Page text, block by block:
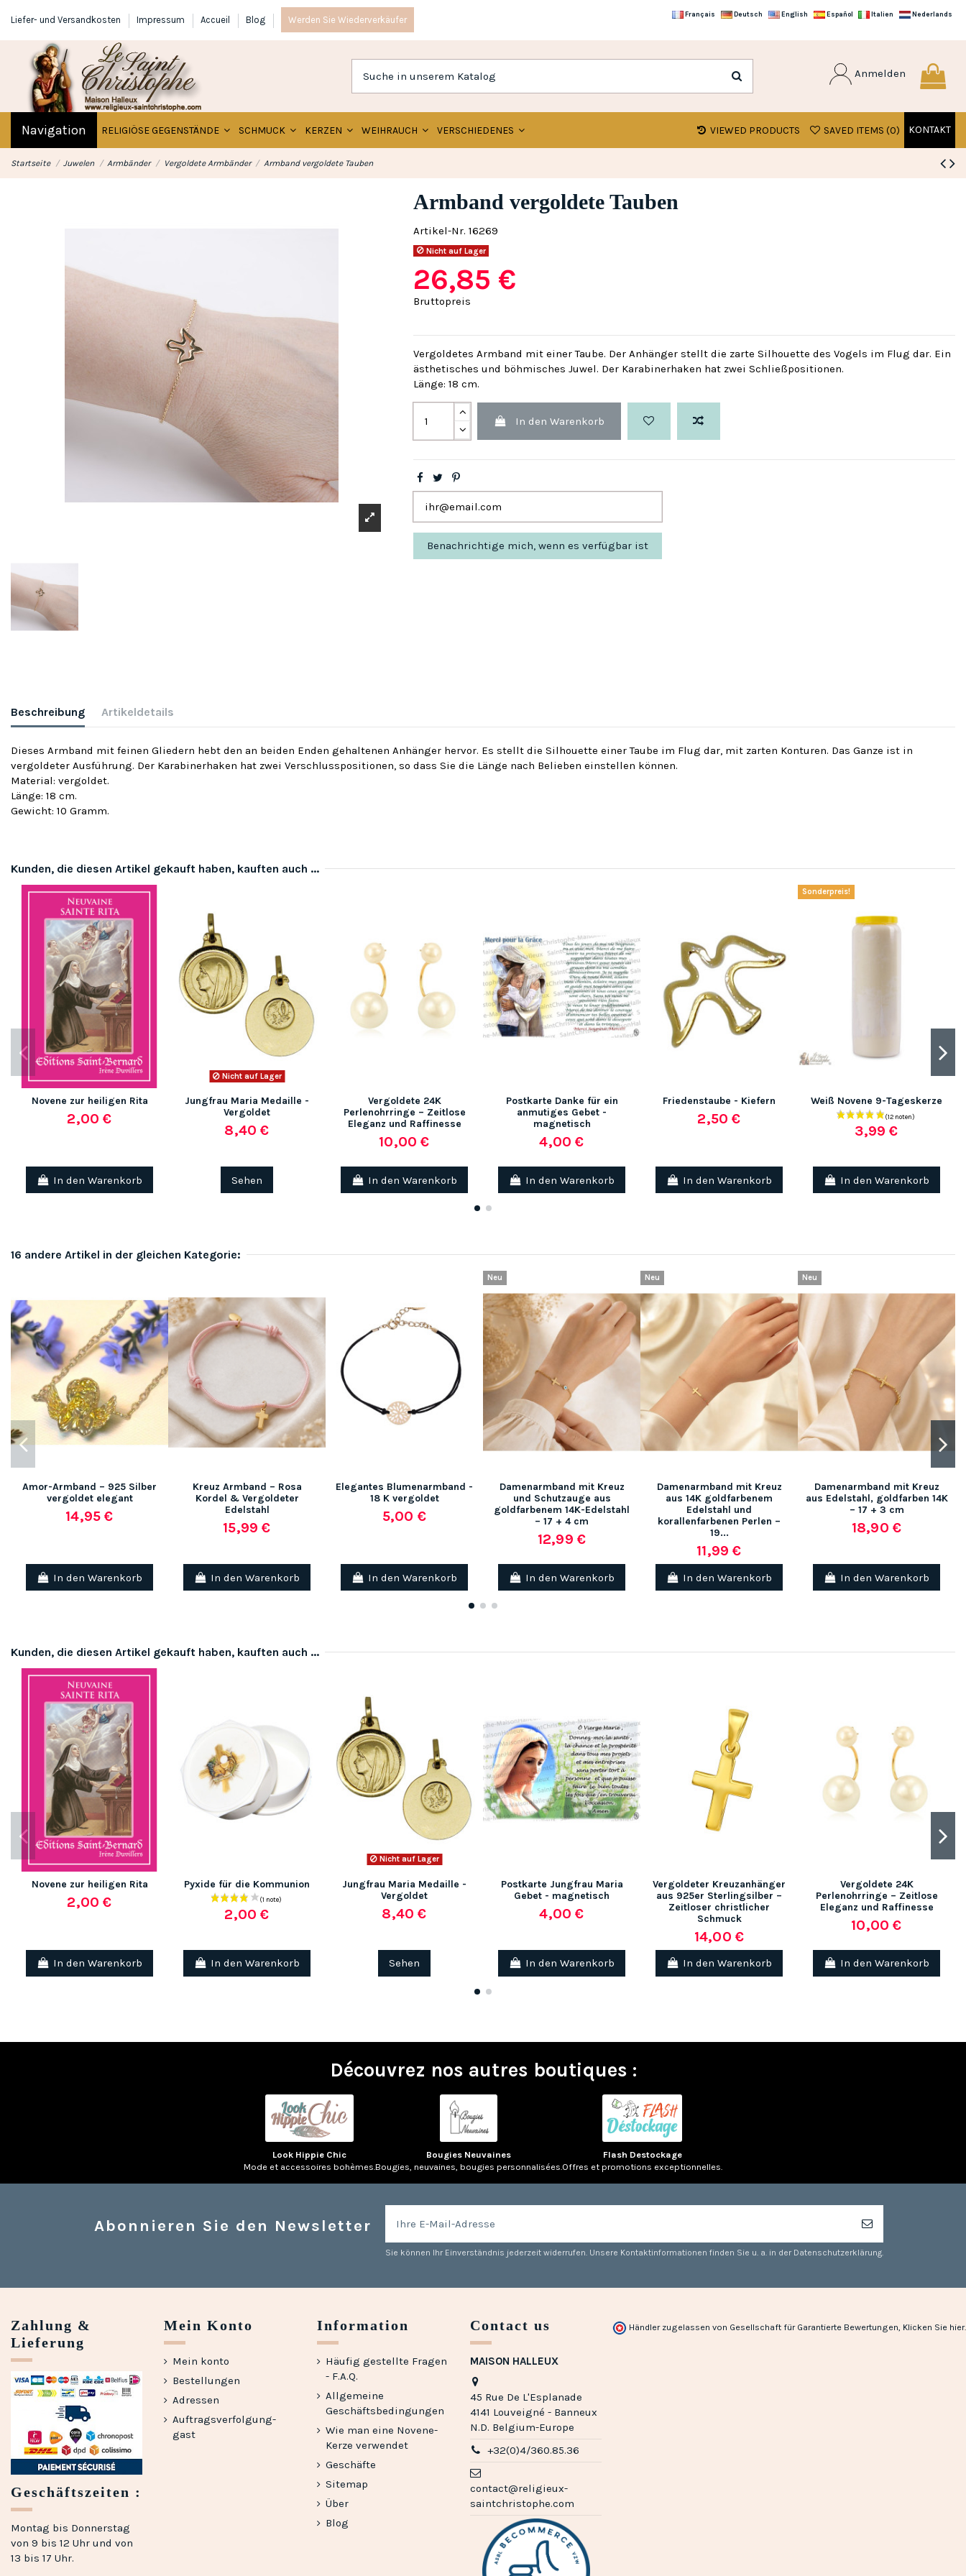
Liefer- und Versandkosten Impressum Accueil Blog Werden Sie Wiederverkäufer
Français Deutsch English Español Italien Nederlands
Anmelden
Navigation RELIGIÖSE GEGENSTÄNDE SCHMUCK KERZEN WEIHRAUCH VERSCHIEDENES KONTAKT
SAVED ITEMS (0)
VIEWED PRODUCTS
Startseite Juwelen Armbänder Vergoldete Armbänder Armband vergoldete Tauben
Armband vergoldete Tauben
Artikel-Nr. 16269
Nicht auf Lager
26,85 €
Bruttopreis
Vergoldetes Armband mit einer Taube. Der Anhänger stellt die zarte Silhouette des Vogels im Flug dar. Ein
ästhetisches und böhmisches Juwel. Der Karabinerhaken hat zwei Schließpositionen.
Länge: 18 cm.
In den Warenkorb
Beschreibung Artikeldetails
Dieses Armband mit feinen Gliedern hebt den an beiden Enden gehaltenen Anhänger hervor. Es stellt die Silhouette einer Taube im Flug dar, mit zarten Konturen. Das Ganze ist in
vergoldeter Ausführung. Der Karabinerhaken hat zwei Verschlusspositionen, so dass Sie die Länge nach Belieben einstellen können.
Material: vergoldet.
Länge: 18 cm.
Gewicht: 10 Gramm.
Kunden, die diesen Artikel gekauft haben, kauften auch ...
Novene zur heiligen Rita
2,00 €
In den Warenkorb
Nicht auf Lager
Jungfrau Maria Medaille -
Vergoldet
8,40 €
Sehen
Vergoldete 24K
Perlenohrringe – Zeitlose
Eleganz und Raffinesse
10,00 €
In den Warenkorb
Postkarte Danke für ein
anmutiges Gebet -
magnetisch
4,00 €
In den Warenkorb
Friedenstaube - Kiefern
2,50 €
In den Warenkorb
Sonderpreis!
Weiß Novene 9-Tageskerze
3,99 €
In den Warenkorb
16 andere Artikel in der gleichen Kategorie:
Amor-Armband – 925 Silber
vergoldet elegant
14,95 €
In den Warenkorb
Kreuz Armband – Rosa
Kordel & Vergoldeter
Edelstahl
15,99 €
In den Warenkorb
Elegantes Blumenarmband -
18 K vergoldet
5,00 €
In den Warenkorb
Neu
Damenarmband mit Kreuz
und Schutzauge aus
goldfarbenem 14K-Edelstahl
– 17 + 4 cm
12,99 €
In den Warenkorb
Neu
Damenarmband mit Kreuz
aus 14K goldfarbenem
Edelstahl und
korallenfarbenen Perlen –
19...
11,99 €
In den Warenkorb
Neu
Damenarmband mit Kreuz
aus Edelstahl, goldfarben 14K
– 17 + 3 cm
18,90 €
In den Warenkorb
Kunden, die diesen Artikel gekauft haben, kauften auch ...
Novene zur heiligen Rita
2,00 €
In den Warenkorb
Pyxide für die Kommunion
2,00 €
In den Warenkorb
Nicht auf Lager
Jungfrau Maria Medaille -
Vergoldet
8,40 €
Sehen
Postkarte Jungfrau Maria
Gebet - magnetisch
4,00 €
In den Warenkorb
Vergoldeter Kreuzanhänger
aus 925er Sterlingsilber –
Zeitloser christlicher
Schmuck
14,00 €
In den Warenkorb
Vergoldete 24K
Perlenohrringe – Zeitlose
Eleganz und Raffinesse
10,00 €
In den Warenkorb
Découvrez nos autres boutiques :
Look Hippie Chic
Mode et accessoires bohèmes.
Bougies Neuvaines
Bougies, neuvaines, bougies personnalisées.
Flash Destockage
Offres et promotions exceptionnelles.
Abonnieren Sie den Newsletter
Sie können Ihr Einverständnis jederzeit widerrufen. Unsere Kontaktinformationen finden Sie u. a. in der Datenschutzerklärung.
Zahlung &
Lieferung
Geschäftszeiten :
Montag bis Donnerstag
von 9 bis 12 Uhr und von
13 bis 17 Uhr.
Mein Konto
Mein konto
Bestellungen
Adressen
Auftragsverfolgung-
gast
Information
Häufig gestellte Fragen
- F.A.Q.
Allgemeine
Geschäftsbedingungen
Wie man eine Novene-
Kerze verwendet
Geschäfte
Sitemap
Über
Blog
Contact us
MAISON HALLEUX
45 Rue De L'Esplanade
4141 Louveigné - Banneux
N.D. Belgium-Europe
+32(0)4/360.85.36
contact@religieux-
saintchristophe.com
Händler zugelassen von Gesellschaft für Garantierte Bewertungen, Klicken Sie hier.